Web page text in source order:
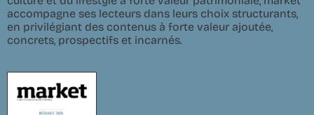
accompagne ses lecteurs dans leurs choix structurants,
en privilégiant des contenus à forte valeur ajoutée,
concrets, prospectifs et incarnés.